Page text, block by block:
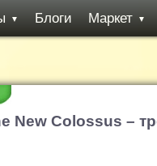
▼ Блоги Маркет ▼
New Colossus –